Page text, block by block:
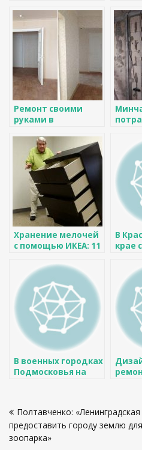
ремонт
тысяч
Ремонт своими
руками в
арендной
«однушке»
Хранение мелочей
с помощью ИКЕА: 11
рублей
В
крае
В военных городках
Подмосковья на
свыше 4
миллиардов
рублей
по
записям
Полтавченко:
предоставить городу землю
зоопарка»